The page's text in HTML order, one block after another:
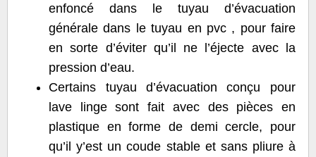
enfoncé dans le tuyau d’évacuation
générale dans le tuyau en pvc , pour faire
en sorte d’éviter qu’il ne l’éjecte avec la
pression d’eau.
Certains tuyau d’évacuation conçu pour
lave linge sont fait avec des pièces en
plastique en forme de demi cercle, pour
qu’il y’est un coude stable et sans pliure à